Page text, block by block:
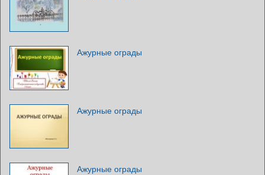
Ажурные ограды
Ажурные ограды
Ажурные ограды